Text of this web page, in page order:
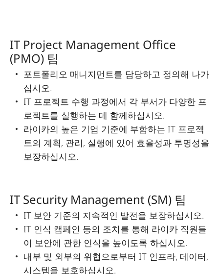
IT Project Management Office
(PMO) 팀
포트폴리오 매니지먼트를 담당하고 정의해 나가
십시오.
IT 프로젝트 수행 과정에서 각 부서가 다양한 프
로젝트를 실행하는 데 함께하십시오.
라이카의 높은 기업 기준에 부합하는 IT 프로젝
트의 계획, 관리, 실행에 있어 효율성과 투명성을
보장하십시오.
IT Security Management (SM) 팀
IT 보안 기준의 지속적인 발전을 보장하십시오.
IT 인식 캠페인 등의 조치를 통해 라이카 직원들
이 보안에 관한 인식을 높이도록 하십시오.
내부 및 외부의 위협으로부터 IT 인프라, 데이터,
시스템을 보호하십시오.